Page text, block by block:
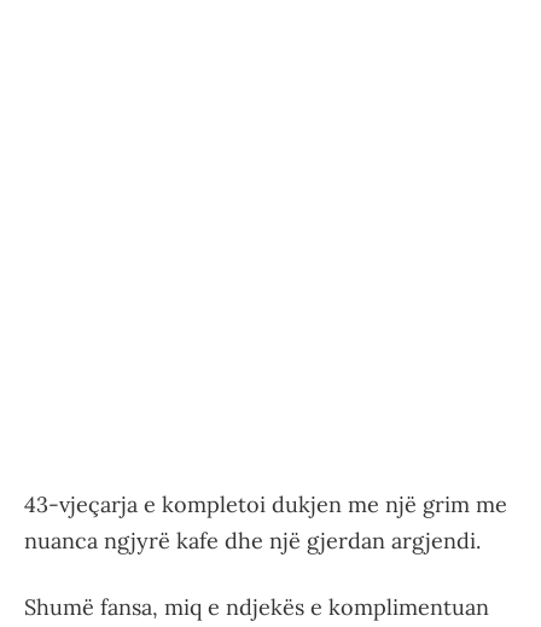
43-vjeçarja e kompletoi dukjen me një grim me
nuanca ngjyrë kafe dhe një gjerdan argjendi.
Shumë fansa, miq e ndjekës e komplimentuan